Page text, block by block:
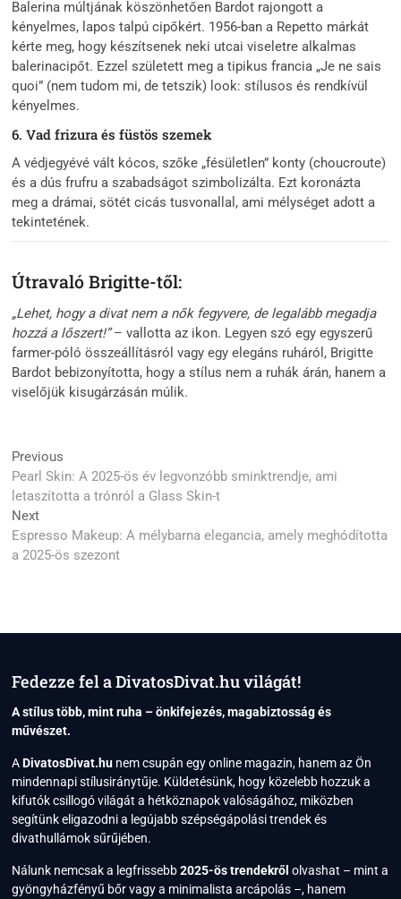
Balerina múltjának köszönhetően Bardot rajongott a
kényelmes, lapos talpú cipőkért. 1956-ban a Repetto márkát
kérte meg, hogy készítsenek neki utcai viseletre alkalmas
balerinacipőt. Ezzel született meg a tipikus francia „Je ne sais
quoi” (nem tudom mi, de tetszik) look: stílusos és rendkívül
kényelmes.
6. Vad frizura és füstös szemek
A védjegyévé vált kócos, szőke „fésületlen” konty (choucroute)
és a dús frufru a szabadságot szimbolizálta. Ezt koronázta
meg a drámai, sötét cicás tusvonallal, ami mélységet adott a
tekintetének.
Útravaló Brigitte-től:
„Lehet, hogy a divat nem a nők fegyvere, de legalább megadja
hozzá a lőszert!”– vallotta az ikon. Legyen szó egy egyszerű
farmer-póló összeállításról vagy egy elegáns ruháról, Brigitte
Bardot bebizonyította, hogy a stílus nem a ruhák árán, hanem a
viselőjük kisugárzásán múlik.
Post
navigation
Previous
post:
Pearl Skin: A 2025-ös év legvonzóbb sminktrendje, ami
letaszította a trónról a Glass Skin-t
NextNext
post:
Espresso Makeup: A mélybarna elegancia, amely meghódította
a 2025-ös szezont
Fedezze fel a DivatosDivat.hu világát!
A stílus több, mint ruha – önkifejezés, magabiztosság és
művészet.
ADivatosDivat.hu nem csupán egy online magazin, hanem az Ön
mindennapi stílusiránytűje. Küldetésünk, hogy közelebb hozzuk a
kifutók csillogó világát a hétköznapok valóságához, miközben
segítünk eligazodni a legújabb szépségápolási trendek és
divathullámok sűrűjében.
Nálunk nemcsak a legfrissebb2025-ös trendekről olvashat – mint a
gyöngyházfényű bőr vagy a minimalista arcápolás –, hanem